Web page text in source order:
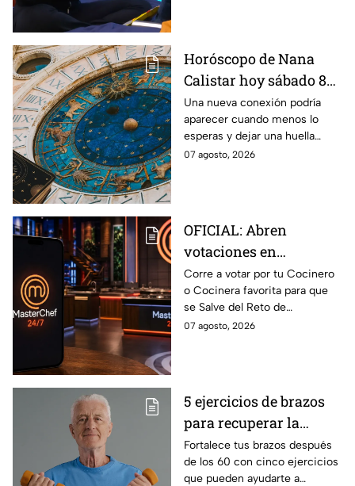
Horóscopo de Nana
Calistar hoy sábado 8
de agosto del 2026 para
cada signo; una
conexión inesperada
podría transformar tus
Una nueva conexión podría
aparecer cuando menos lo
esperas y dejar una huella
importante.
07 agosto, 2026
OFICIAL: Abren
votaciones en
MasterChef 24/7 para
que salves a un
Cocinero del Reto de
Eliminación de este
Corre a votar por tu Cocinero
o Cocinera favorita para que
se Salve del Reto de
Eliminación de MasterChef
07 agosto, 2026
5 ejercicios de brazos
para recuperar la
fuerza después de los
60
Fortalece tus brazos después
de los 60 con cinco ejercicios
que pueden ayudarte a